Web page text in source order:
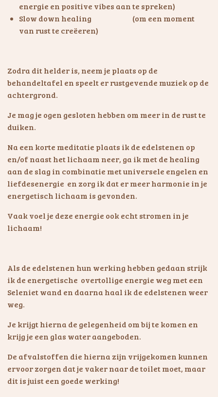
energie en positive vibes aan te spreken)
Slow down healing (om een moment
van rust te creëeren)
Zodra dit helder is, neem je plaats op de
behandeltafel en speelt er rustgevende muziek op de
achtergrond.
Je mag je ogen gesloten hebben om meer in de rust te
duiken.
Na een korte meditatie plaats ik de edelstenen op
en/of naast het lichaam neer, ga ik met de healing
aan de slag in combinatie met universele engelen en
liefdesenergie en zorg ik dat er meer harmonie in je
energetisch lichaam is gevonden.
Vaak voel je deze energie ook echt stromen in je
lichaam!
Als de edelstenen hun werking hebben gedaan strijk
ik de energetische overtollige energie weg met een
Seleniet wand en daarna haal ik de edelstenen weer
weg.
Je krijgt hierna de gelegenheid om bij te komen en
krijg je een glas water aangeboden.
De afvalstoffen die hierna zijn vrijgekomen kunnen
ervoor zorgen dat je vaker naar de toilet moet, maar
dit is juist een goede werking!